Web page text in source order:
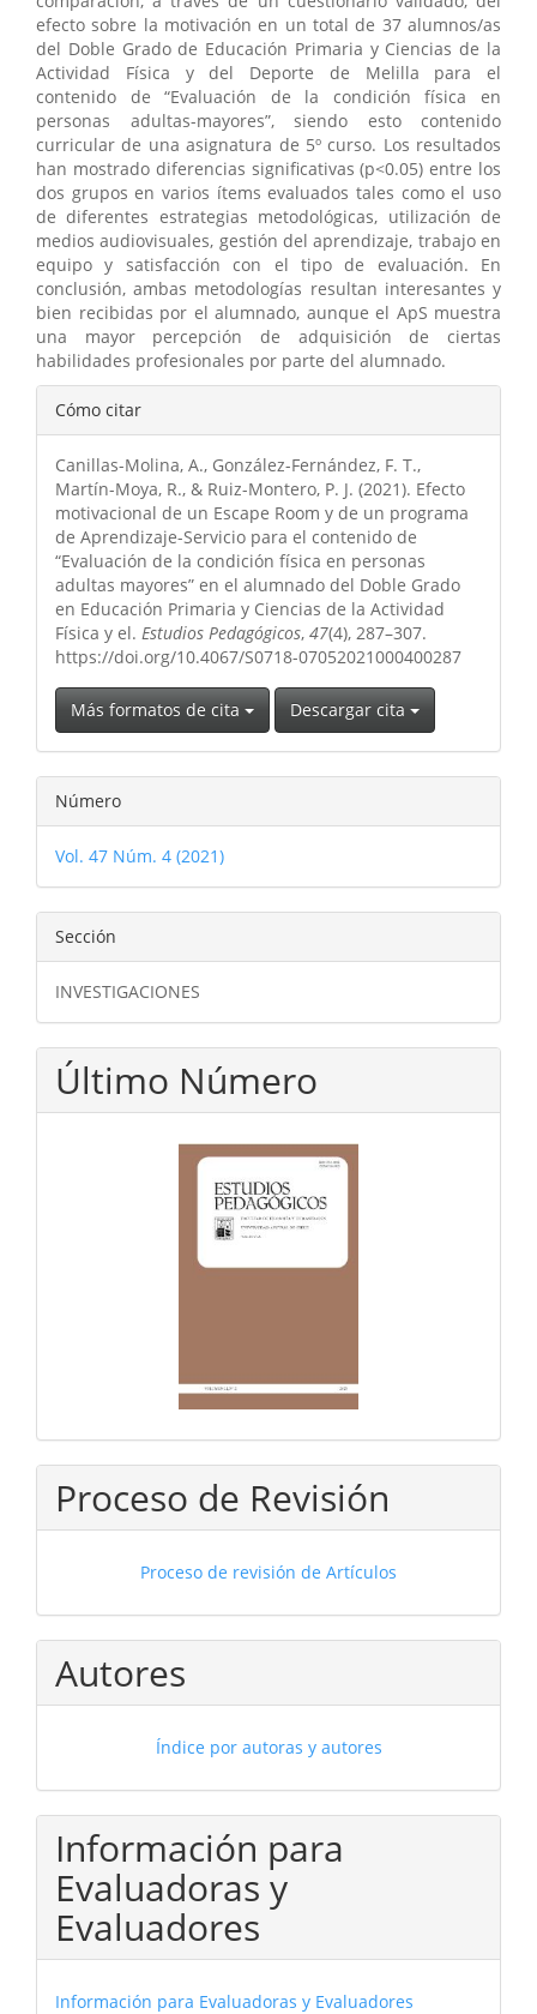
efecto sobre la motivación en un total de 37 alumnos/as
del Doble Grado de Educación Primaria y Ciencias de la
Actividad Física y del Deporte de Melilla para el
contenido de “Evaluación de la condición física en
personas adultas-mayores”, siendo esto contenido
curricular de una asignatura de 5º curso. Los resultados
han mostrado diferencias significativas (p<0.05) entre los
dos grupos en varios ítems evaluados tales como el uso
de diferentes estrategias metodológicas, utilización de
medios audiovisuales, gestión del aprendizaje, trabajo en
equipo y satisfacción con el tipo de evaluación. En
conclusión, ambas metodologías resultan interesantes y
bien recibidas por el alumnado, aunque el ApS muestra
una mayor percepción de adquisición de ciertas
habilidades profesionales por parte del alumnado.
Detalles
del
artículo
Cómo citar
Canillas-Molina, A., González-Fernández, F. T.,
Martín-Moya, R., & Ruiz-Montero, P. J. (2021). Efecto
motivacional de un Escape Room y de un programa
de Aprendizaje-Servicio para el contenido de
“Evaluación de la condición física en personas
adultas mayores” en el alumnado del Doble Grado
en Educación Primaria y Ciencias de la Actividad
Física y el. Estudios Pedagógicos, 47(4), 287–307.
https://doi.org/10.4067/S0718-07052021000400287
Más formatos de cita Descargar cita
Número
Vol. 47 Núm. 4 (2021)
Sección
INVESTIGACIONES
Último Número
Proceso de Revisión
Proceso de revisión de Artículos
Autores
Índice por autoras y autores
Información para
Evaluadoras y
Evaluadores
Información para Evaluadoras y Evaluadores